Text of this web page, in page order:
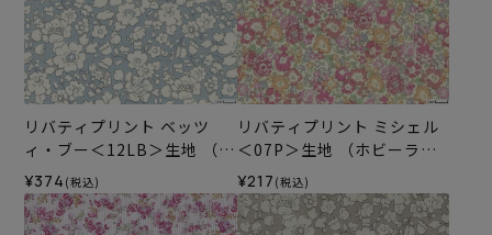
リバティプリント ベッツ
ィ・ブー＜12LB＞生地 （ホ
ビーラホビーレオリジナ
ル）2026SS
¥374 (税込)
リバティプリント ミシェル
＜07P＞生地 （ホビーラホ
ビーレオリジナル）2024SS
¥217 (税込)